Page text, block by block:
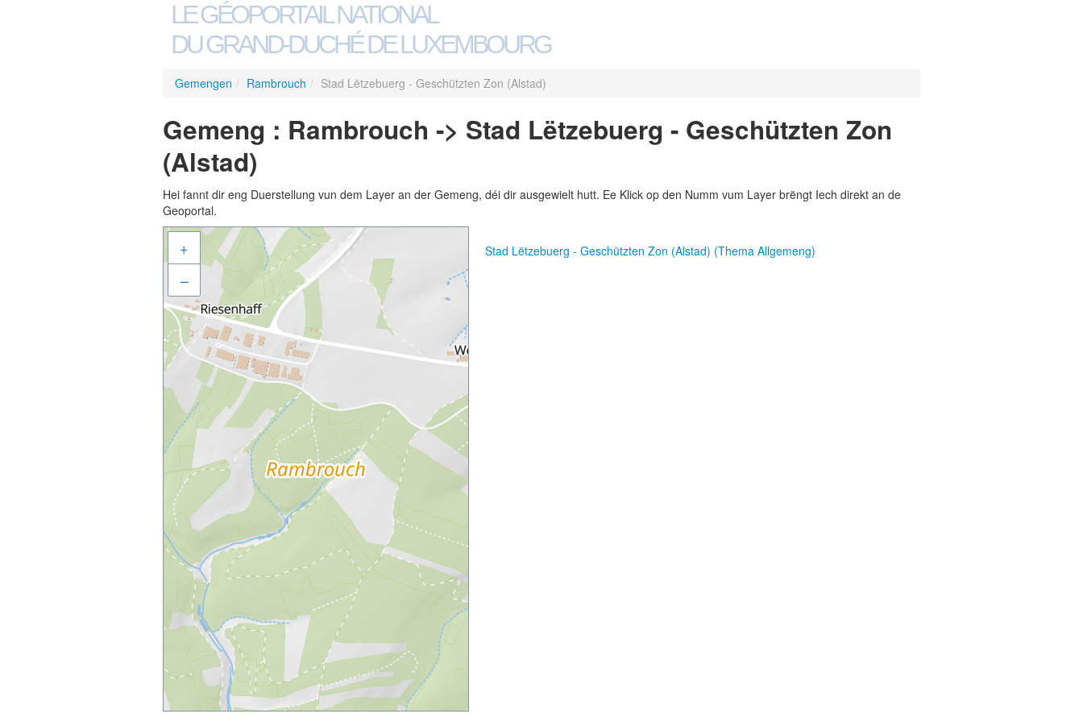
LE GÉOPORTAIL NATIONAL
DU GRAND-DUCHÉ DE LUXEMBOURG
Gemengen / Rambrouch / Stad Lëtzebuerg - Geschützten Zon (Alstad)
Gemeng : Rambrouch -> Stad Lëtzebuerg - Geschützten Zon
(Alstad)
Hei fannt dir eng Duerstellung vun dem Layer an der Gemeng, déi dir ausgewielt hutt. Ee Klick op den Numm vum Layer brëngt Iech direkt an de
Geoportal.
+
–
Stad Lëtzebuerg - Geschützten Zon (Alstad) (Thema Allgemeng)